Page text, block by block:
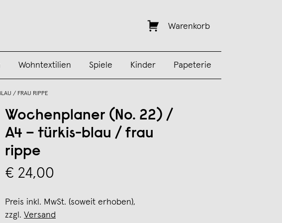
Warenkorb
Wohntextilien Spiele Kinder Papeterie
/ FRAU RIPPE
Wochenplaner (No. 22) /
A4 – türkis-blau / frau
rippe
€ 24,00
Preis inkl. MwSt. (soweit erhoben),
zzgl. Versand